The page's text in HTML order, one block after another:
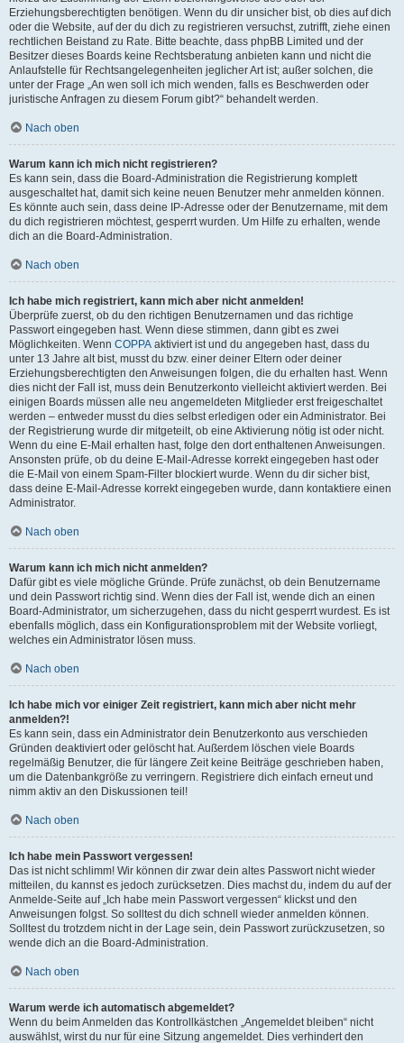
Erziehungsberechtigten benötigen. Wenn du dir unsicher bist, ob dies auf dich
oder die Website, auf der du dich zu registrieren versuchst, zutrifft, ziehe einen
rechtlichen Beistand zu Rate. Bitte beachte, dass phpBB Limited und der
Besitzer dieses Boards keine Rechtsberatung anbieten kann und nicht die
Anlaufstelle für Rechtsangelegenheiten jeglicher Art ist; außer solchen, die
unter der Frage „An wen soll ich mich wenden, falls es Beschwerden oder
juristische Anfragen zu diesem Forum gibt?“ behandelt werden.
Nach oben
Warum kann ich mich nicht registrieren?
Es kann sein, dass die Board-Administration die Registrierung komplett
ausgeschaltet hat, damit sich keine neuen Benutzer mehr anmelden können.
Es könnte auch sein, dass deine IP-Adresse oder der Benutzername, mit dem
du dich registrieren möchtest, gesperrt wurden. Um Hilfe zu erhalten, wende
dich an die Board-Administration.
Nach oben
Ich habe mich registriert, kann mich aber nicht anmelden!
Überprüfe zuerst, ob du den richtigen Benutzernamen und das richtige
Passwort eingegeben hast. Wenn diese stimmen, dann gibt es zwei
Möglichkeiten. Wenn COPPA aktiviert ist und du angegeben hast, dass du
unter 13 Jahre alt bist, musst du bzw. einer deiner Eltern oder deiner
Erziehungsberechtigten den Anweisungen folgen, die du erhalten hast. Wenn
dies nicht der Fall ist, muss dein Benutzerkonto vielleicht aktiviert werden. Bei
einigen Boards müssen alle neu angemeldeten Mitglieder erst freigeschaltet
werden – entweder musst du dies selbst erledigen oder ein Administrator. Bei
der Registrierung wurde dir mitgeteilt, ob eine Aktivierung nötig ist oder nicht.
Wenn du eine E-Mail erhalten hast, folge den dort enthaltenen Anweisungen.
Ansonsten prüfe, ob du deine E-Mail-Adresse korrekt eingegeben hast oder
die E-Mail von einem Spam-Filter blockiert wurde. Wenn du dir sicher bist,
dass deine E-Mail-Adresse korrekt eingegeben wurde, dann kontaktiere einen
Administrator.
Nach oben
Warum kann ich mich nicht anmelden?
Dafür gibt es viele mögliche Gründe. Prüfe zunächst, ob dein Benutzername
und dein Passwort richtig sind. Wenn dies der Fall ist, wende dich an einen
Board-Administrator, um sicherzugehen, dass du nicht gesperrt wurdest. Es ist
ebenfalls möglich, dass ein Konfigurationsproblem mit der Website vorliegt,
welches ein Administrator lösen muss.
Nach oben
Ich habe mich vor einiger Zeit registriert, kann mich aber nicht mehr
anmelden?!
Es kann sein, dass ein Administrator dein Benutzerkonto aus verschieden
Gründen deaktiviert oder gelöscht hat. Außerdem löschen viele Boards
regelmäßig Benutzer, die für längere Zeit keine Beiträge geschrieben haben,
um die Datenbankgröße zu verringern. Registriere dich einfach erneut und
nimm aktiv an den Diskussionen teil!
Nach oben
Ich habe mein Passwort vergessen!
Das ist nicht schlimm! Wir können dir zwar dein altes Passwort nicht wieder
mitteilen, du kannst es jedoch zurücksetzen. Dies machst du, indem du auf der
Anmelde-Seite auf „Ich habe mein Passwort vergessen“ klickst und den
Anweisungen folgst. So solltest du dich schnell wieder anmelden können.
Solltest du trotzdem nicht in der Lage sein, dein Passwort zurückzusetzen, so
wende dich an die Board-Administration.
Nach oben
Warum werde ich automatisch abgemeldet?
Wenn du beim Anmelden das Kontrollkästchen „Angemeldet bleiben“ nicht
auswählst, wirst du nur für eine Sitzung angemeldet. Dies verhindert den